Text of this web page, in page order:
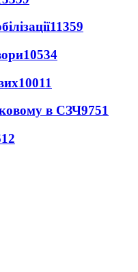
11359
10534
10011
в СЗЧ9751